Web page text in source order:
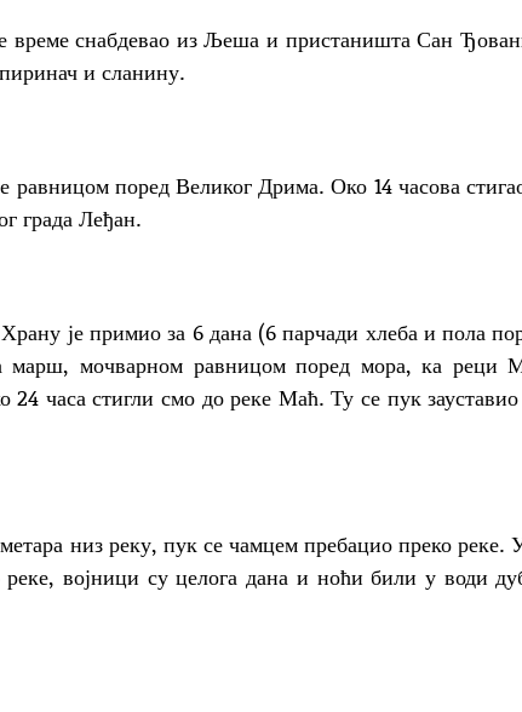
снабдевао из Љеша и пристаништа Сан
и сланину.
поред Великог Дрима. Око 14 часова
града Леђан.
је примио за 6 дана (6 парчади хлеба и пола
мочварном равницом поред мора, ка реци
24 часа стигли смо до реке Маћ. Ту се пук
низ реку, пук се чамцем пребацио преко реке.
војници су целога дана и ноћи били у води